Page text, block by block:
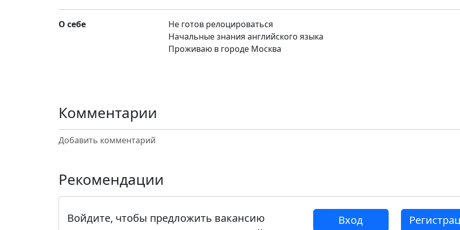
О себе
Не готов релоцироваться
Начальные знания английского языка
Проживаю в городе Москва
Комментарии
Добавить комментарий
Рекомендации
Войдите, чтобы предложить вакансию
Вход